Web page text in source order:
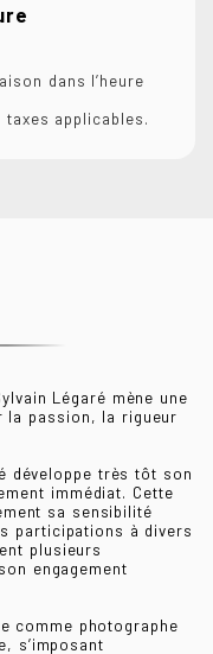
dans l’heure
applicables.
Légaré mène une
la passion, la rigueur
développe très tôt son
immédiat. Cette
sa sensibilité
participations à divers
plusieurs
engagement
comme photographe
s’imposant